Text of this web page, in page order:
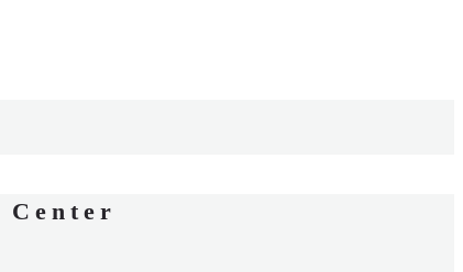
Center